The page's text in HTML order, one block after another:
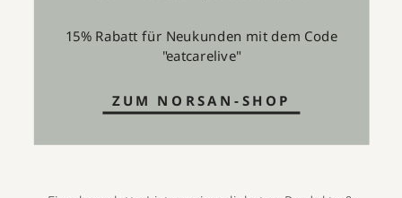
15% Rabatt für Neukunden mit dem Code
"eatcarelive"
ZUM NORSAN-SHOP